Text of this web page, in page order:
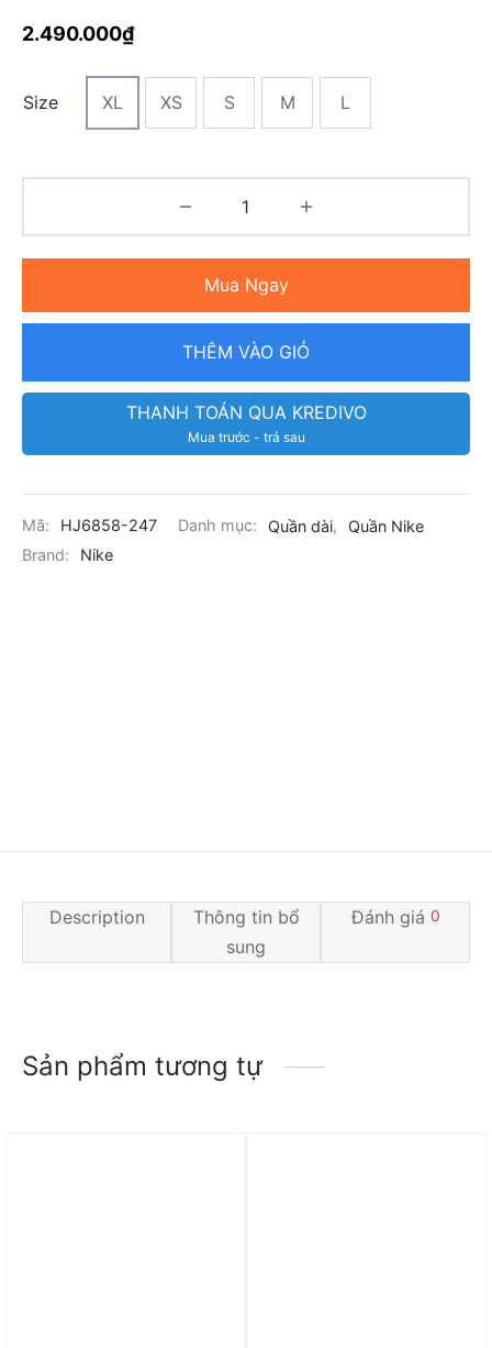
2.490.000₫
Size XL XS S M L
Mua Ngay
THÊM VÀO GIỎ
THANH TOÁN QUA KREDIVO
Mua trước - trả sau
Mã: HJ6858-247 Danh mục: Quần dài,
Quần Nike
Brand:
Nike
Description
Thông tin bổ
sung
Đánh giá 0
Sản phẩm tương tự